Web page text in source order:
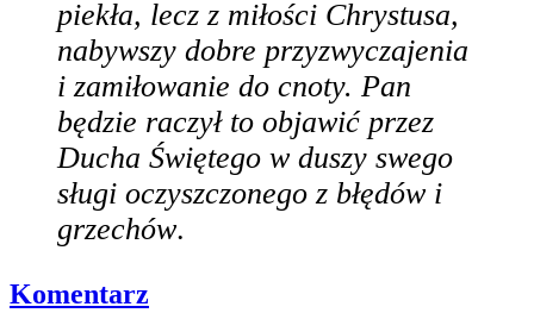
piekła, lecz z miłości Chrystusa,
nabywszy dobre przyzwyczajenia
i zamiłowanie do cnoty. Pan
będzie raczył to objawić przez
Ducha Świętego w duszy swego
sługi oczyszczonego z błędów i
grzechów.
Komentarz